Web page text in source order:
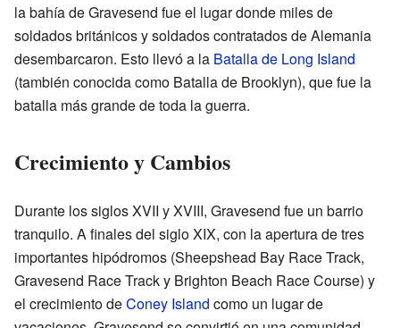
la bahía de Gravesend fue el lugar donde miles de
soldados británicos y soldados contratados de Alemania
desembarcaron. Esto llevó a la Batalla de Long Island
(también conocida como Batalla de Brooklyn), que fue la
batalla más grande de toda la guerra.
Crecimiento y Cambios
Durante los siglos XVII y XVIII, Gravesend fue un barrio
tranquilo. A finales del siglo XIX, con la apertura de tres
importantes hipódromos (Sheepshead Bay Race Track,
Gravesend Race Track y Brighton Beach Race Course) y
el crecimiento deConey Island como un lugar de